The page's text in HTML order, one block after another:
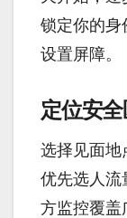
锁定你的身
设置屏障。
定位安
选择见面地
优先选人流
方监控覆盖